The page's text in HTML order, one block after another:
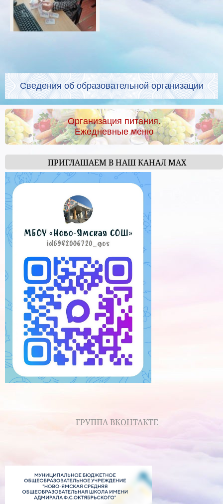
Сведения об образовательной организации
Организация питания.
Ежедневные меню
ПРИГЛАШАЕМ В НАШ КАНАЛ МАХ
ГРУППА ВКОНТАКТЕ